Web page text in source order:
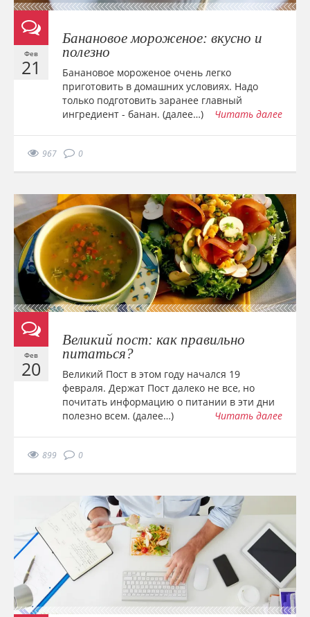
Фев
21
Банановое мороженое: вкусно и
полезно
Банановое мороженое очень легко
приготовить в домашних условиях. Надо
только подготовить заранее главный
ингредиент - банан. (далее…)
Читать далее
967 0
Фев
20
Великий пост: как правильно
питаться?
Великий Пост в этом году начался 19
февраля. Держат Пост далеко не все, но
почитать информацию о питании в эти дни
полезно всем. (далее…)
Читать далее
899 0